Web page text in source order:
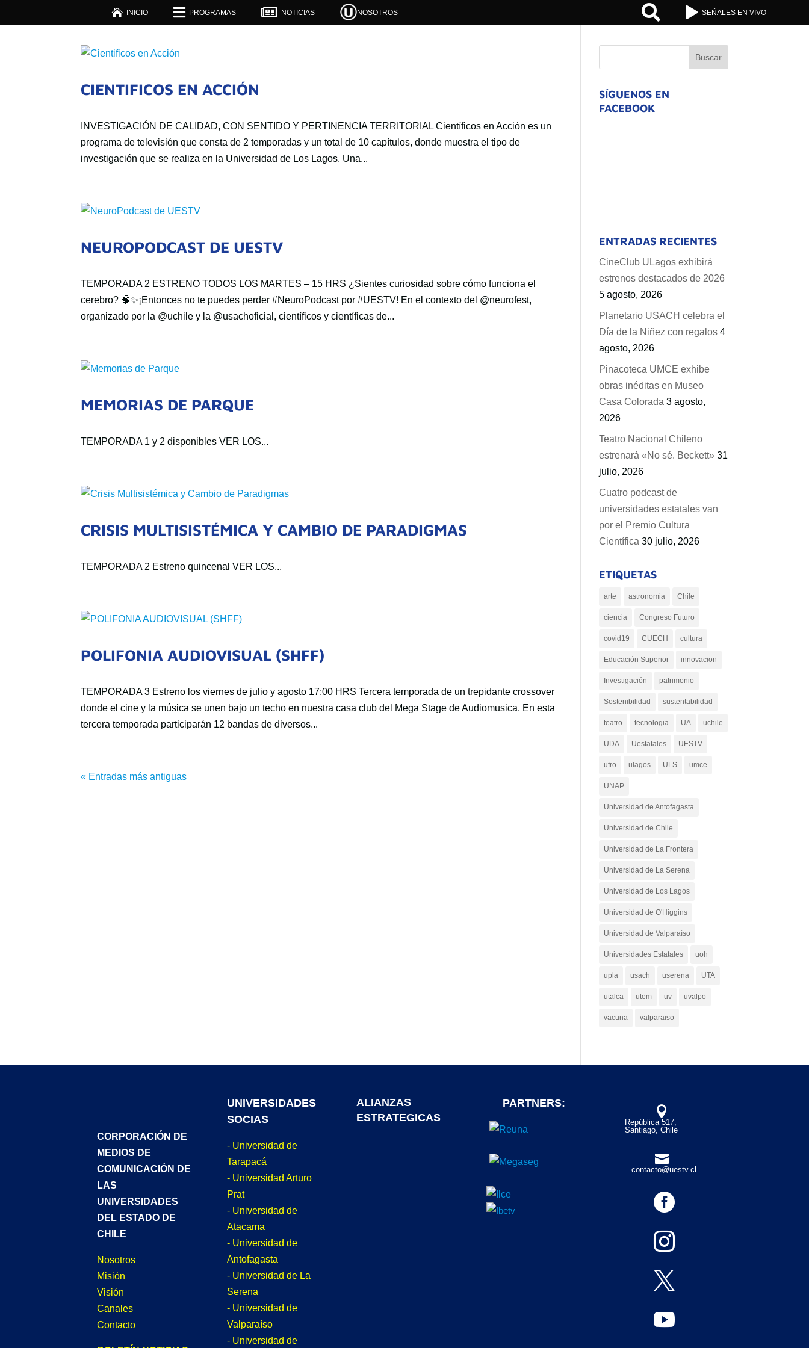
 INICIO  PROGRAMAS  NOTICIAS NOSOTROS   SEÑALES EN VIVO
CIENTIFICOS EN ACCIÓN
INVESTIGACIÓN DE CALIDAD, CON SENTIDO Y PERTINENCIA TERRITORIAL Científicos en Acción es un
programa de televisión que consta de 2 temporadas y un total de 10 capítulos, donde muestra el tipo de
investigación que se realiza en la Universidad de Los Lagos. Una...
NEUROPODCAST DE UESTV
TEMPORADA 2 ESTRENO TODOS LOS MARTES – 15 HRS ¿Sientes curiosidad sobre cómo funciona el
cerebro? 🧠✨¡Entonces no te puedes perder #NeuroPodcast por #UESTV! En el contexto del @neurofest,
organizado por la @uchile y la @usachoficial, científicos y científicas de...
MEMORIAS DE PARQUE
TEMPORADA 1 y 2 disponibles VER LOS...
CRISIS MULTISISTÉMICA Y CAMBIO DE PARADIGMAS
TEMPORADA 2 Estreno quincenal VER LOS...
POLIFONIA AUDIOVISUAL (SHFF)
TEMPORADA 3 Estreno los viernes de julio y agosto 17:00 HRS Tercera temporada de un trepidante crossover
donde el cine y la música se unen bajo un techo en nuestra casa club del Mega Stage de Audiomusica. En esta
tercera temporada participarán 12 bandas de diversos...
« Entradas más antiguas
SÍGUENOS EN
FACEBOOK
ENTRADAS RECIENTES
CineClub ULagos exhibirá
estrenos destacados de 2026
5 agosto, 2026
Planetario USACH celebra el
Día de la Niñez con regalos 4
agosto, 2026
Pinacoteca UMCE exhibe
obras inéditas en Museo
Casa Colorada 3 agosto,
2026
Teatro Nacional Chileno
estrenará «No sé. Beckett» 31
julio, 2026
Cuatro podcast de
universidades estatales van
por el Premio Cultura
Científica 30 julio, 2026
ETIQUETAS
arte astronomia Chile
ciencia Congreso Futuro
covid19 CUECH cultura
Educación Superior innovacion
Investigación patrimonio
Sostenibilidad sustentabilidad
teatro tecnologia UA uchile
UDA Uestatales UESTV
ufro ulagos ULS umce
UNAP
Universidad de Antofagasta
Universidad de Chile
Universidad de La Frontera
Universidad de La Serena
Universidad de Los Lagos
Universidad de O'Higgins
Universidad de Valparaíso
Universidades Estatales uoh
upla usach userena UTA
utalca utem uv uvalpo
vacuna valparaiso
CORPORACIÓN DE
MEDIOS DE
COMUNICACIÓN DE
LAS
UNIVERSIDADES
DEL ESTADO DE
CHILE
Nosotros
Misión
Visión
Canales
Contacto
UNIVERSIDADES
SOCIAS
- Universidad de
Tarapacá
- Universidad Arturo
Prat
- Universidad de
Atacama
- Universidad de
Antofagasta
- Universidad de La
Serena
- Universidad de
Valparaíso
- Universidad de
ALIANZAS
ESTRATEGICAS
PARTNERS:

República 517,
Santiago, Chile

contacto@uestv.cl



